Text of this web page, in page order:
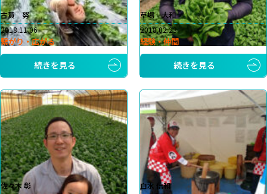
古賀 努
2018.11.06
繋がり・広がる
続きを見る
草場 大和
2018.02.23
経験・仲間
続きを見る
佐々木 彰
白水 信和